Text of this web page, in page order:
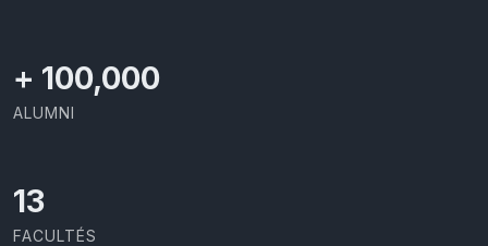
+ 100,000
ALUMNI
13
FACULTÉS